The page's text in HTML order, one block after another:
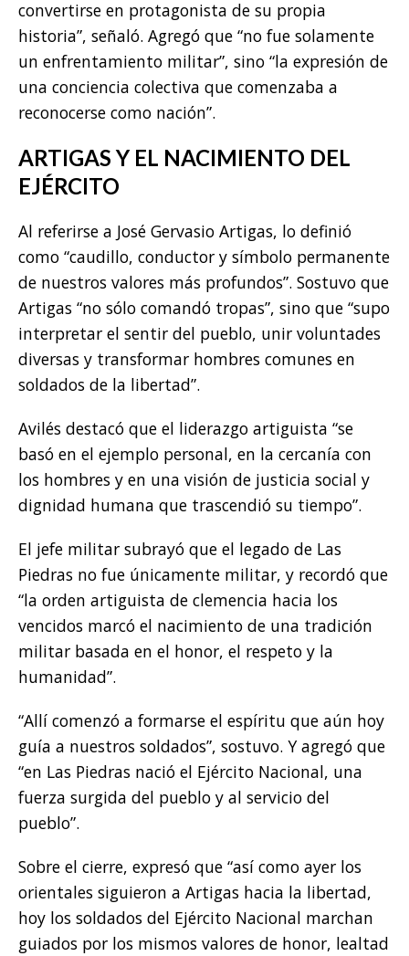
convertirse en protagonista de su propia
historia”, señaló. Agregó que “no fue solamente
un enfrentamiento militar”, sino “la expresión de
una conciencia colectiva que comenzaba a
reconocerse como nación”.
ARTIGAS Y EL NACIMIENTO DEL
EJÉRCITO
Al referirse a José Gervasio Artigas, lo definió
como “caudillo, conductor y símbolo permanente
de nuestros valores más profundos”. Sostuvo que
Artigas “no sólo comandó tropas”, sino que “supo
interpretar el sentir del pueblo, unir voluntades
diversas y transformar hombres comunes en
soldados de la libertad”.
Avilés destacó que el liderazgo artiguista “se
basó en el ejemplo personal, en la cercanía con
los hombres y en una visión de justicia social y
dignidad humana que trascendió su tiempo”.
El jefe militar subrayó que el legado de Las
Piedras no fue únicamente militar, y recordó que
“la orden artiguista de clemencia hacia los
vencidos marcó el nacimiento de una tradición
militar basada en el honor, el respeto y la
humanidad”.
“Allí comenzó a formarse el espíritu que aún hoy
guía a nuestros soldados”, sostuvo. Y agregó que
“en Las Piedras nació el Ejército Nacional, una
fuerza surgida del pueblo y al servicio del
pueblo”.
Sobre el cierre, expresó que “así como ayer los
orientales siguieron a Artigas hacia la libertad,
hoy los soldados del Ejército Nacional marchan
guiados por los mismos valores de honor, lealtad